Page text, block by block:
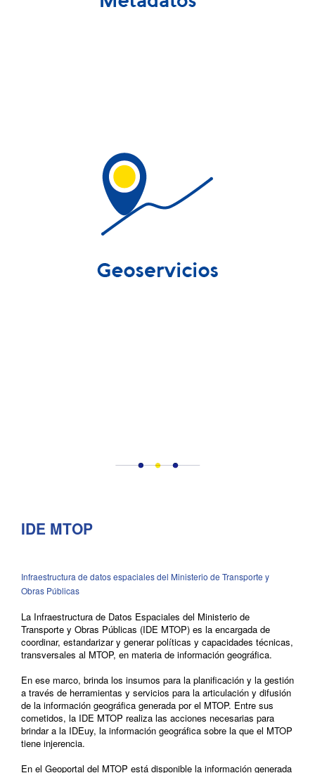
IDE MTOP
Infraestructura de datos espaciales del Ministerio de Transporte y
Obras Públicas
La Infraestructura de Datos Espaciales del Ministerio de
Transporte y Obras Públicas (IDE MTOP) es la encargada de
coordinar, estandarizar y generar políticas y capacidades técnicas,
transversales al MTOP, en materia de información geográfica.
En ese marco, brinda los insumos para la planificación y la gestión
a través de herramientas y servicios para la articulación y difusión
de la información geográfica generada por el MTOP. Entre sus
cometidos, la IDE MTOP realiza las acciones necesarias para
brindar a la IDEuy, la información geográfica sobre la que el MTOP
tiene injerencia.
En el Geoportal del MTOP está disponible la información generada